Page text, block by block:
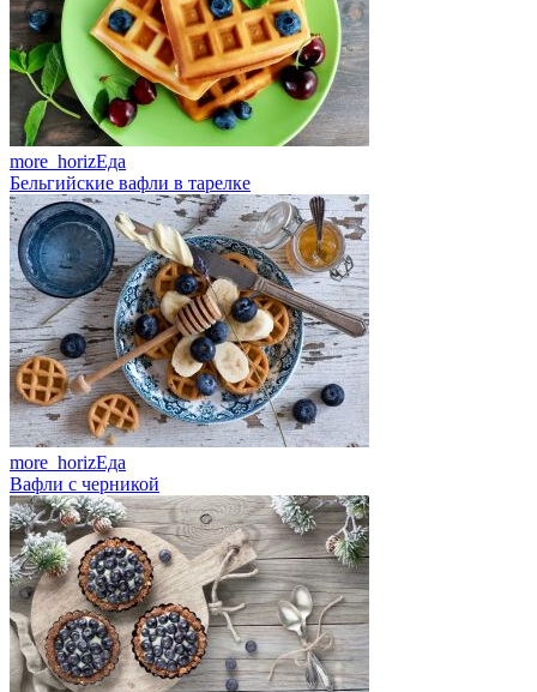
more_horizЕда
Бельгийские вафли в тарелке
more_horizЕда
Вафли с черникой